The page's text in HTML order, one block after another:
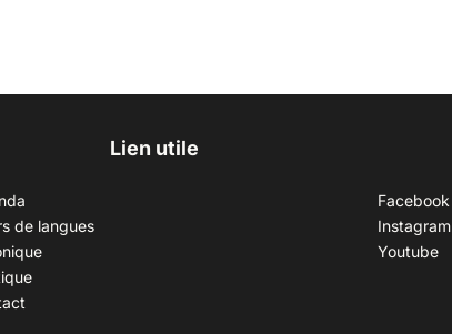
Lien utile
de langues
Facebook
Instagram
Youtube